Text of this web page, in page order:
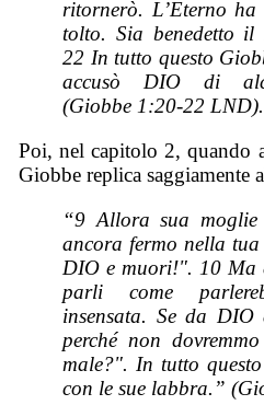
ritornerò. L’Eterno
tolto. Sia benedetto il
22 In tutto questo
accusò DIO di
(Giobbe 1:20-22 LND).
Poi, nel capitolo 2, quando
Giobbe replica saggiamente
“9 Allora sua
ancora fermo nella
DIO e muori!". 10 Ma
parli come
insensata. Se da DIO
perché non
male?". In tutto
con le sue labbra.”